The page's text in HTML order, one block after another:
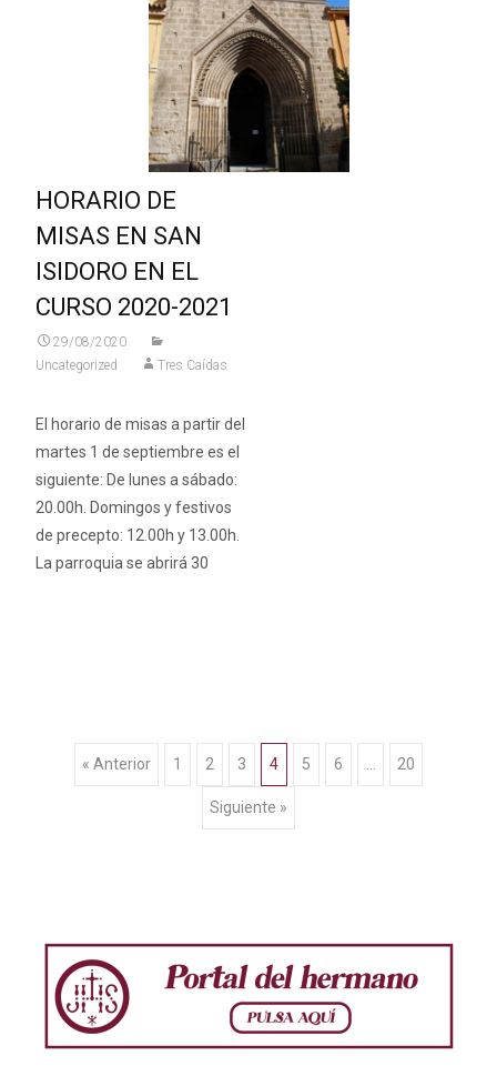
HORARIO DE
MISAS EN SAN
ISIDORO EN EL
CURSO 2020-2021
29/08/2020
Uncategorized
Tres Caídas
El horario de misas a partir del
martes 1 de septiembre es el
siguiente: De lunes a sábado:
20.00h. Domingos y festivos
de precepto: 12.00h y 13.00h.
La parroquia se abrirá 30
entradas
« Anterior 1 2 3 4 5 6 20
Siguiente »